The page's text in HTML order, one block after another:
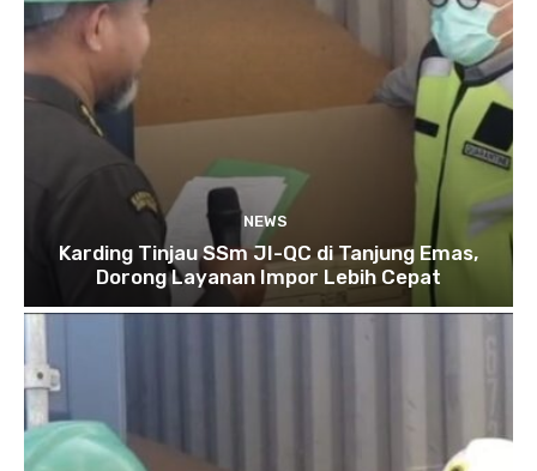
NEWS
Karding Tinjau SSm JI-QC di Tanjung Emas,
Dorong Layanan Impor Lebih Cepat